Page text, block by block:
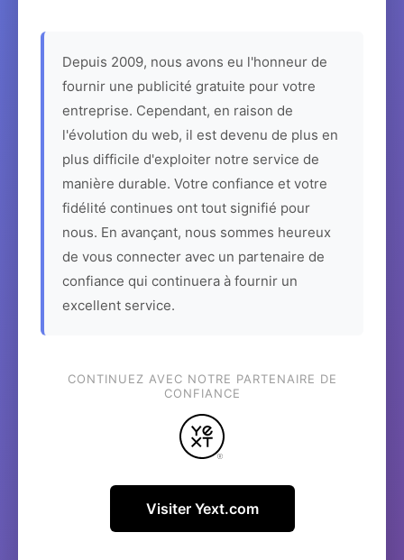
Depuis 2009, nous avons eu l'honneur de
fournir une publicité gratuite pour votre
entreprise. Cependant, en raison de
l'évolution du web, il est devenu de plus en
plus difficile d'exploiter notre service de
manière durable. Votre confiance et votre
fidélité continues ont tout signifié pour
nous. En avançant, nous sommes heureux
de vous connecter avec un partenaire de
confiance qui continuera à fournir un
excellent service.
CONTINUEZ AVEC NOTRE PARTENAIRE DE
CONFIANCE
Visiter Yext.com